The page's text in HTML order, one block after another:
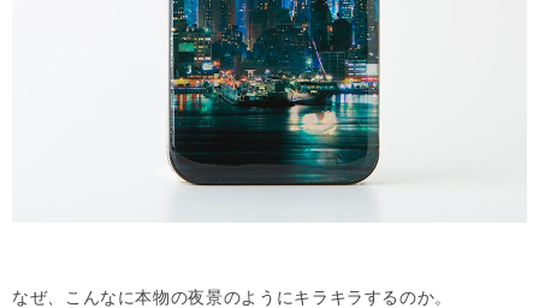
なぜ、こんなに本物の夜景のようにキラキラするのか。